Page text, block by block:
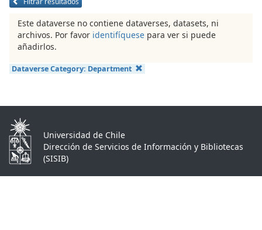
Este dataverse no contiene dataverses, datasets, ni
archivos. Por favor identifíquese para ver si puede
añadirlos.
Dataverse Category: Department
Universidad de Chile
Dirección de Servicios de Información y Bibliotecas
(SISIB)